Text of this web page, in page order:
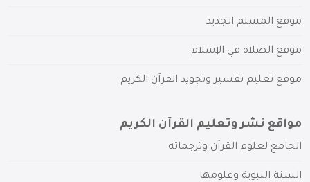
موقع المسلم الجديد
موقع الصلاة في الإسلام
موقع تعليم تفسير وتجويد القرآن الكريم
مواقع نشر وتعليم القرآن الكريم
الجامع لعلوم القرآن وترجماته
السنة النبوية وعلومها